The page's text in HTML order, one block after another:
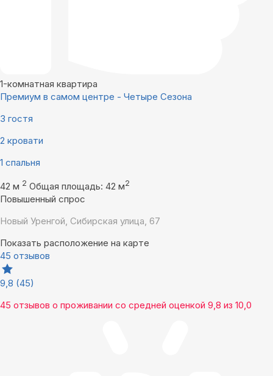
1-комнатная квартира
Премиум в самом центре - Четыре Сезона
3 гостя
2 кровати
1 спальня
42 м 2 Общая площадь: 42 м2
Повышенный спрос
Новый Уренгой, Сибирская улица, 67
Показать расположение на карте
45 отзывов
9,8 (45)
45 отзывов о проживании со средней оценкой 9,8 из 10,0